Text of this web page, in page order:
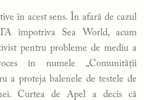
în acest sens. În afară de cazul
împotriva Sea World, acum
pentru probleme de mediu a
în numele „Comunității
a proteja balenele de testele de
Curtea de Apel a decis că